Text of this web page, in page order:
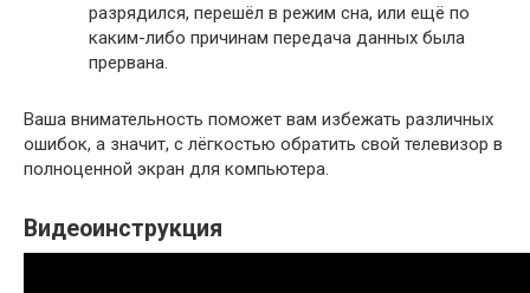
разрядился, перешёл в режим сна, или ещё по
каким-либо причинам передача данных была
прервана.
Ваша внимательность поможет вам избежать различных
ошибок, а значит, с лёгкостью обратить свой телевизор в
полноценной экран для компьютера.
Видеоинструкция